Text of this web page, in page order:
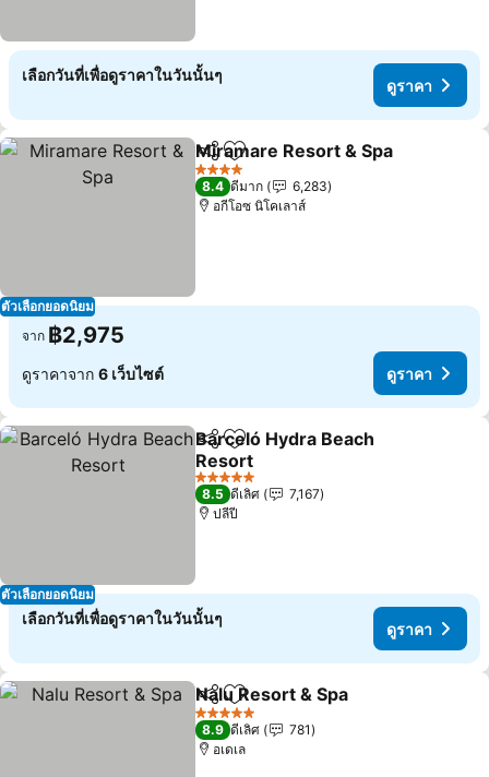
เลือกวันที่เพื่อดูราคาในวันนั้นๆ
ดูราคา
ตัวเลือกยอดนิยม
แชร์ เพิ่มในรายการโปรด
Miramare Resort & Spa
4 ดาว
8.4 ดีมาก
6,283
อกีโอซ นิโคเลาส์
จาก ฿2,975
ดูราคาจาก 6 เว็บไซต์ ดูราคา
ตัวเลือกยอดนิยม
แชร์ เพิ่มในรายการโปรด
Barceló Hydra Beach
Resort
ดูราคา
5 ดาว
8.5 ดีเลิศ
7,167
ปลีปี
เลือกวันที่เพื่อดูราคาในวันนั้นๆ
ดูราคา
แชร์ เพิ่มในรายการโปรด
Nalu Resort & Spa
5 ดาว
8.9 ดีเลิศ
781
อเดเล